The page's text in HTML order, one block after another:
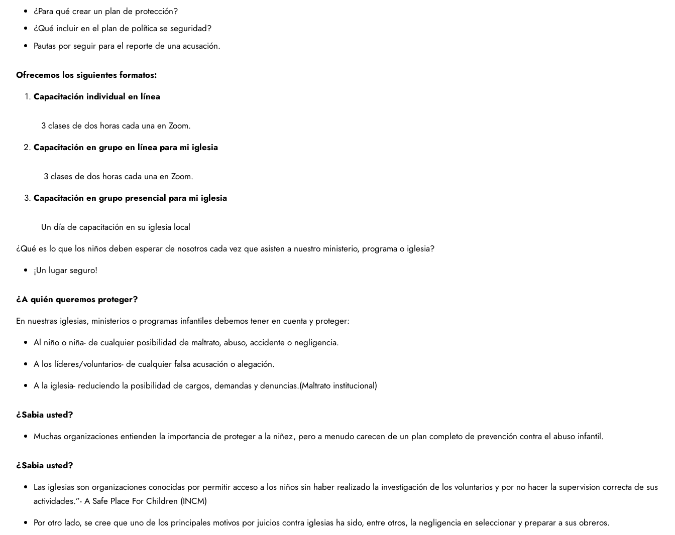
¿Para qué crear un plan de protección?
¿Qué incluir en el plan de política se seguridad?
Pautas por seguir para el reporte de una acusación.
Ofrecemos los siguientes formatos:
Capacitación individual en línea
3 clases de dos horas cada una en Zoom.
Capacitación en grupo en línea para mi iglesia
3 clases de dos horas cada una en Zoom.
Capacitación en grupo presencial para mi iglesia
Un día de capacitación en su iglesia local
¿Qué es lo que los niños deben esperar de nosotros cada vez que asisten a nuestro ministerio, programa o iglesia?
¡Un lugar seguro!
¿A quién queremos proteger?
En nuestras iglesias, ministerios o programas infantiles debemos tener en cuenta y proteger:
Al niño o niña- de cualquier posibilidad de maltrato, abuso, accidente o negligencia.
A los líderes/voluntarios- de cualquier falsa acusación o alegación.
A la iglesia- reduciendo la posibilidad de cargos, demandas y denuncias.(Maltrato institucional)
¿Sabia usted?
Muchas organizaciones entienden la importancia de proteger a la niñez, pero a menudo carecen de un plan completo de prevención contra el abuso infantil.
¿Sabia usted?
Las iglesias son organizaciones conocidas por permitir acceso a los niños sin haber realizado la investigación de los voluntarios y por no hacer la supervision correcta de sus
actividades.”- A Safe Place For Children (INCM)
Por otro lado, se cree que uno de los principales motivos por juicios contra iglesias ha sido, entre otros, la negligencia en seleccionar y preparar a sus obreros.